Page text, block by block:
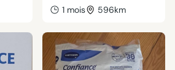
1 mois 596km